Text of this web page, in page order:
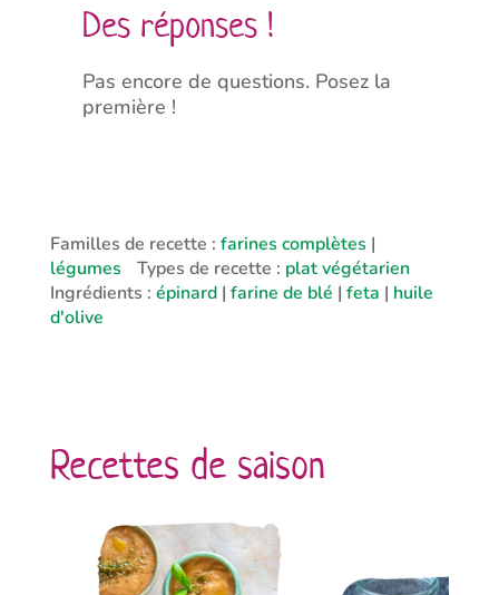
Des réponses !
Pas encore de questions. Posez la
première !
Familles de recette : farines complètes |
légumes
Types de recette : plat végétarien
Ingrédients : épinard| farine de blé | feta | huile
d'olive
Recettes de saison